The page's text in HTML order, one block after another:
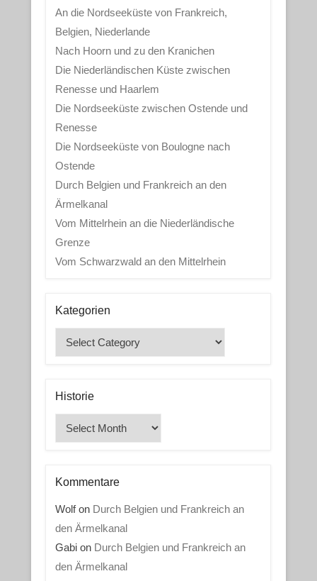
An die Nordseeküste von Frankreich,
Belgien, Niederlande
Nach Hoorn und zu den Kranichen
Die Niederländischen Küste zwischen
Renesse und Haarlem
Die Nordseeküste zwischen Ostende und
Renesse
Die Nordseeküste von Boulogne nach
Ostende
Durch Belgien und Frankreich an den
Ärmelkanal
Vom Mittelrhein an die Niederländische
Grenze
Vom Schwarzwald an den Mittelrhein
Kategorien
Kategorien
Historie
Historie
Kommentare
Wolfon Durch Belgien und Frankreich an
den Ärmelkanal
Gabion Durch Belgien und Frankreich an
den Ärmelkanal